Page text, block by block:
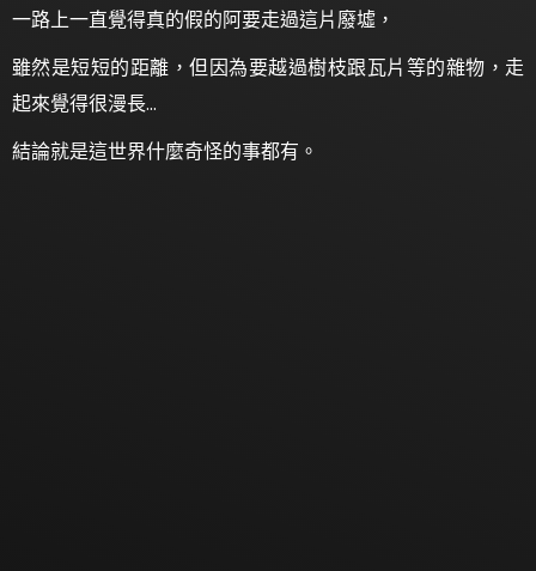
一路上一直覺得真的假的阿要走過這片廢墟，
雖然是短短的距離，但因為要越過樹枝跟瓦片等的雜物，走
起來覺得很漫長…
結論就是這世界什麼奇怪的事都有。